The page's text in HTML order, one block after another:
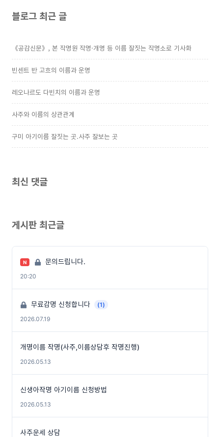
블로그 최근 글
《공감신문》, 본 작명원 작명·개명 등 이름 잘짓는 작명소로 기사화
빈센트 반 고흐의 이름과 운명
레오나르도 다빈치의 이름과 운명
사주와 이름의 상관관계
구미 아기이름 잘짓는 곳.사주 잘보는 곳
최신 댓글
게시판 최근글
N 문의드립니다.
20:20
무료감명 신청합니다
(1)
2026.07.19
개명이름 작명(사주,이름상담후 작명진행)
2026.05.13
신생아작명 아기이름 신청방법
2026.05.13
사주운세 상담